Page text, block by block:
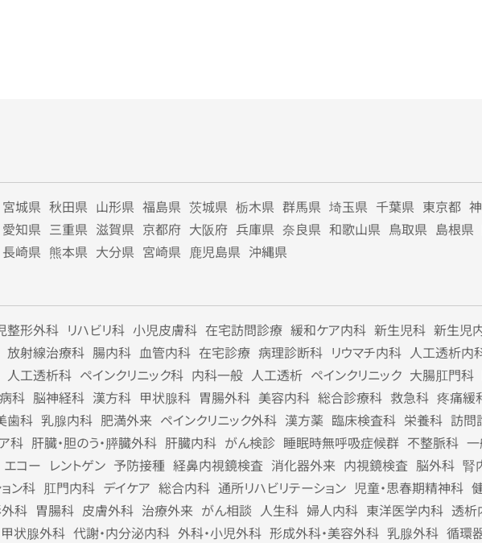
宮城県 秋田県 山形県 福島県 茨城県 栃木県 群馬県 埼玉県 千葉県 東京都
愛知県 三重県 滋賀県 京都府 大阪府 兵庫県 奈良県 和歌山県 鳥取県 島根県
長崎県 熊本県 大分県 宮崎県 鹿児島県 沖縄県
整形外科 リハビリ科 小児皮膚科 在宅訪問診療 緩和ケア内科 新生児科 新生児
放射線治療科 腸内科 血管内科 在宅診療 病理診断科 リウマチ内科 人工透析内
人工透析科 ペインクリニック科 内科一般 人工透析 ペインクリニック 大腸肛門科
科 脳神経科 漢方科 甲状腺科 胃腸外科 美容内科 総合診療科 救急科 疼痛緩
歯科 乳腺内科 肥満外来 ペインクリニック外科 漢方薬 臨床検査科 栄養科 訪問
科 肝臓・胆のう・膵臓外科 肝臓内科 がん検診 睡眠時無呼吸症候群 不整脈科
エコー レントゲン 予防接種 経鼻内視鏡検査 消化器外来 内視鏡検査 脳外科 腎
ン科 肛門内科 デイケア 総合内科 通所リハビリテーション 児童・思春期精神科
科 胃腸科 皮膚外科 治療外来 がん相談 人生科 婦人内科 東洋医学内科 透析
甲状腺外科 代謝・内分泌内科 外科・小児外科 形成外科・美容外科 乳腺外科 循環